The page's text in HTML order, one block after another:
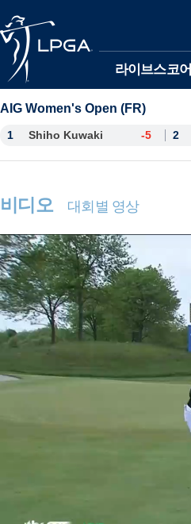
라이브스코어
AIG Women's Open (FR)
1 Shiho Kuwaki -5 2
비디오 대회별 영상